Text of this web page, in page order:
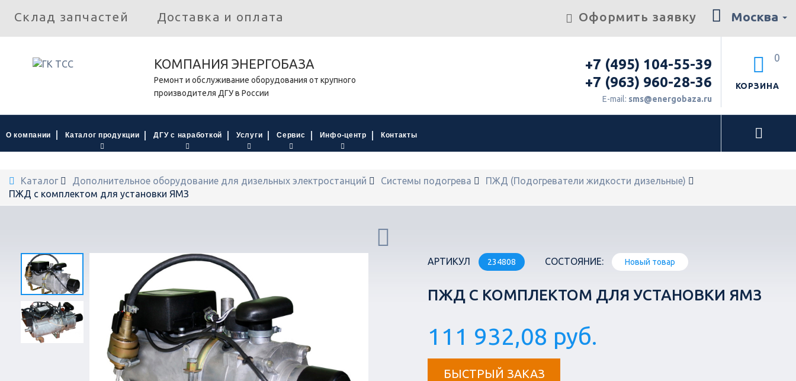
Москва
Склад запчастей Доставка и оплата Оформить заявку
КОМПАНИЯ ЭНЕРГОБАЗА
Ремонт и обслуживание оборудования от крупного
производителя ДГУ в России
КОРЗИНА
0
+7 (495) 104-55-39
+7 (963) 960-28-36
E-mail: sms@energobaza.ru
О компании Каталог продукции ДГУ с наработкой Услуги Сервис Инфо-центр Контакты
Каталог Дополнительное оборудование для дизельных электростанций Системы подогрева
ПЖД (Подогреватели жидкости дизельные)
ПЖД с комплектом для установки ЯМЗ
АРТИКУЛ 234808 СОСТОЯНИЕ: Новый товар
ПЖД С КОМПЛЕКТОМ ДЛЯ УСТАНОВКИ ЯМЗ
111 932,08 руб.
БЫСТРЫЙ ЗАКАЗ